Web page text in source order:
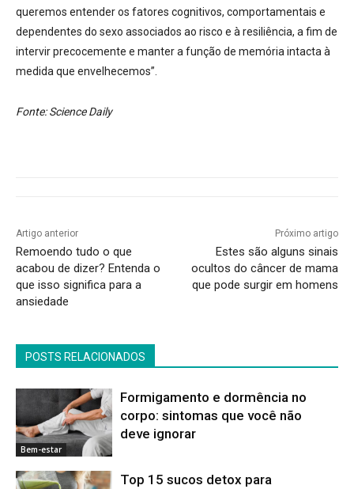
queremos entender os fatores cognitivos, comportamentais e
dependentes do sexo associados ao risco e à resiliência, a fim de
intervir precocemente e manter a função de memória intacta à
medida que envelhecemos”.
Fonte: Science Daily
Artigo anterior
Remoendo tudo o que
acabou de dizer? Entenda o
que isso significa para a
ansiedade
Próximo artigo
Estes são alguns sinais
ocultos do câncer de mama
que pode surgir em homens
POSTS RELACIONADOS
Bem-estar
Formigamento e dormência no
corpo: sintomas que você não
deve ignorar
Top 15 sucos detox para